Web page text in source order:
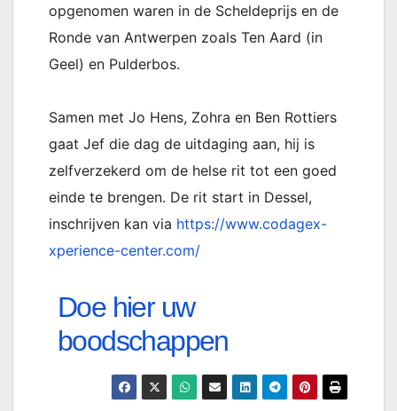
opgenomen waren in de Scheldeprijs en de
Ronde van Antwerpen zoals Ten Aard (in
Geel) en Pulderbos.
Samen met Jo Hens, Zohra en Ben Rottiers
gaat Jef die dag de uitdaging aan, hij is
zelfverzekerd om de helse rit tot een goed
einde te brengen. De rit start in Dessel,
inschrijven kan via https://www.codagex-
xperience-center.com/
Doe hier uw
boodschappen